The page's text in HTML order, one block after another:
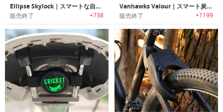
Ellipse Skylock｜スマートな自転車ロック
販売終了 +738
Vanhawks Valour｜スマート炭素繊維自転車
販売終了 +1199